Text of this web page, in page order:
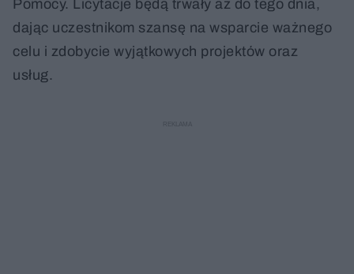
Pomocy. Licytacje będą trwały aż do tego dnia,
dając uczestnikom szansę na wsparcie ważnego
celu i zdobycie wyjątkowych projektów oraz
usług.